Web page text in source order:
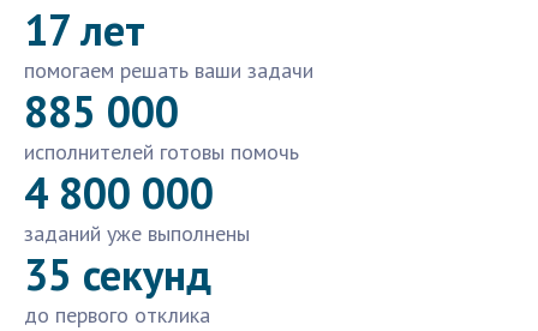
17 лет
помогаем решать ваши задачи
885 000
исполнителей готовы помочь
4 800 000
заданий уже выполнены
35 секунд
до первого отклика